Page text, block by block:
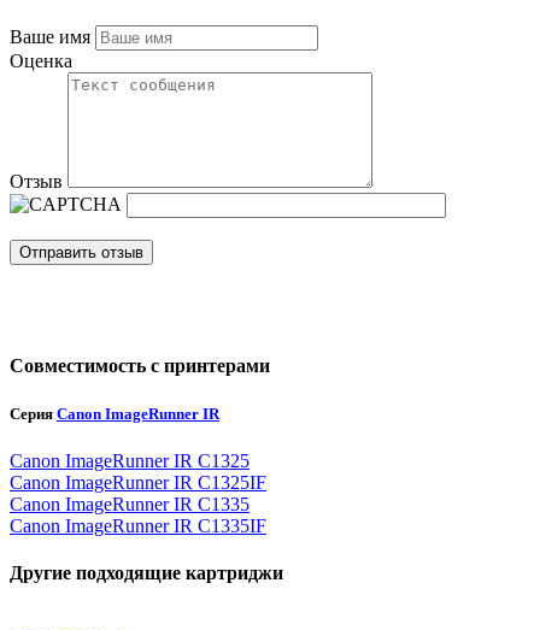
Ваше имя
Оценка
Отзыв
Отправить отзыв
Совместимость с принтерами
Серия Canon ImageRunner IR
Canon ImageRunner IR C1325
Canon ImageRunner IR C1325IF
Canon ImageRunner IR C1335
Canon ImageRunner IR C1335IF
Другие подходящие картриджи